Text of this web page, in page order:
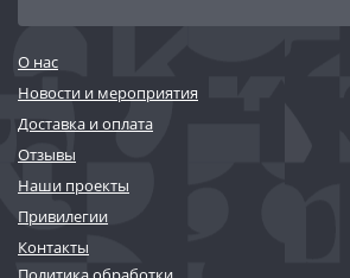
О нас
Новости и мероприятия
Доставка и оплата
Отзывы
Наши проекты
Привилегии
Контакты